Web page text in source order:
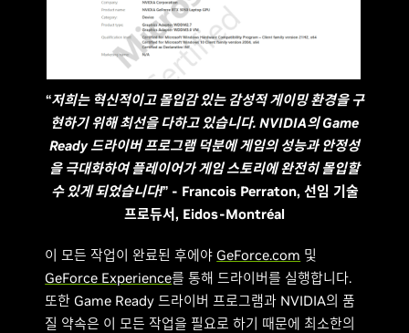
“저희는 혁신적이고 몰입감 있는 감성적 게이밍 환경을 구
현하기 위해 최선을 다하고 있습니다. NVIDIA의 Game
Ready 드라이버 프로그램 덕분에 게임의 성능과 안정성
을 극대화하여 플레이어가 게임 스토리에 완전히 몰입할
수 있게 되었습니다!” - Francois Perraton, 선임 기술
프로듀서, Eidos-Montréal
이 모든 작업이 완료된 후에야 GeForce.com 및
GeForce Experience를 통해 드라이버를 실행합니다.
또한 Game Ready 드라이버 프로그램과 NVIDIA의 품
질 약속은 이 모든 작업을 필요로 하기 때문에 최소한의